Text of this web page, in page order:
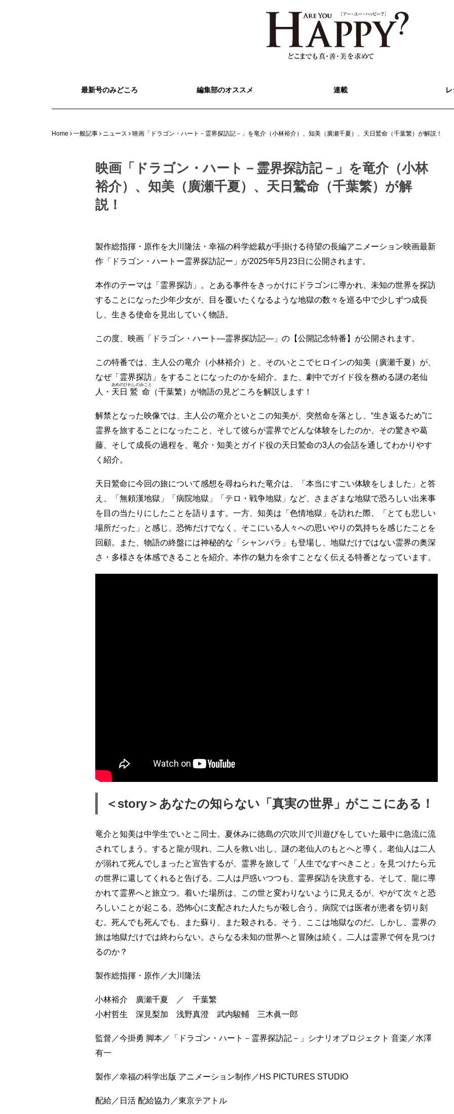
最新号のみどころ 編集部のオススメ 連載
Home 一般記事 ニュース 映画「ドラゴン・ハート－霊界探訪記－」を竜介（小林裕介）、知美（廣瀬千夏）、天日鷲命（千葉繁）が解説！
映画「ドラゴン・ハート－霊界探訪記－」を竜介（小林
裕介）、知美（廣瀬千夏）、天日鷲命（千葉繁）が解
説！
製作総指揮・原作を大川隆法・幸福の科学総裁が手掛ける待望の長編アニメーション映画最新
作「ドラゴン・ハートー霊界探訪記ー」が2025年5月23日に公開されます。
本作のテーマは「霊界探訪」。とある事件をきっかけにドラゴンに導かれ、未知の世界を探訪
することになった少年少女が、目を覆いたくなるような地獄の数々を巡る中で少しずつ成長
し、生きる使命を見出していく物語。
この度、映画「ドラゴン・ハート―霊界探訪記―」の【公開記念特番】が公開されます。
この特番では、主人公の竜介（小林裕介）と、そのいとこでヒロインの知美（廣瀬千夏）が、
なぜ「霊界探訪」をすることになったのかを紹介。また、劇中でガイド役を務める謎の老仙
人・ 天日
あめのひ
鷲
わしの
命
みこと
（千葉繁）が物語の見どころを解説します！
解禁となった映像では、主人公の竜介といとこの知美が、突然命を落とし、“生き返るため”に
霊界を旅することになったこと、そして彼らが霊界でどんな体験をしたのか、その驚きや葛
藤、そして成長の過程を、竜介・知美とガイド役の天日鷲命の3人の会話を通してわかりやす
く紹介。
天日鷲命に今回の旅について感想を尋ねられた竜介は、「本当にすごい体験をしました」と答
え、「無頼漢地獄」「病院地獄」「テロ・戦争地獄」など、さまざまな地獄で恐ろしい出来事
を目の当たりにしたことを語ります。一方、知美は「色情地獄」を訪れた際、「とても悲しい
場所だった」と感じ、恐怖だけでなく、そこにいる人々への思いやりの気持ちを感じたことを
回顧。また、物語の終盤には神秘的な「シャンバラ」も登場し、地獄だけではない霊界の奥深
さ・多様さを体感できることを紹介。本作の魅力を余すことなく伝える特番となっています。
＜story＞あなたの知らない「真実の世界」がここにある！
竜介と知美は中学生でいとこ同士。夏休みに徳島の穴吹川で川遊びをしていた最中に急流に流
されてしまう。すると龍が現れ、二人を救い出し、謎の老仙人のもとへと導く。老仙人は二人
が溺れて死んでしまったと宣告するが、霊界を旅して「人生でなすべきこと」を見つけたら元
の世界に還してくれると告げる。二人は戸惑いつつも、霊界探訪を決意する。そして、龍に導
かれて霊界へと旅立つ。着いた場所は、この世と変わりないように見えるが、やがて次々と恐
ろしいことが起こる。恐怖心に支配された人たちが殺し合う。病院では医者が患者を切り刻
む。死んでも死んでも、また蘇り、また殺される。そう、ここは地獄なのだ。しかし、霊界の
旅は地獄だけでは終わらない。さらなる未知の世界へと冒険は続く。二人は霊界で何を見つけ
るのか？
製作総指揮・原作／大川隆法
小林裕介 廣瀬千夏 ／ 千葉繁
小村哲生 深見梨加 浅野真澄 武内駿輔 三木眞一郎
監督／今掛勇 脚本／「ドラゴン・ハート－霊界探訪記－」シナリオプロジェクト 音楽／水澤
有一
製作／幸福の科学出版 アニメーション制作／HS PICTURES STUDIO
配給／日活 配給協力／東京テアトル